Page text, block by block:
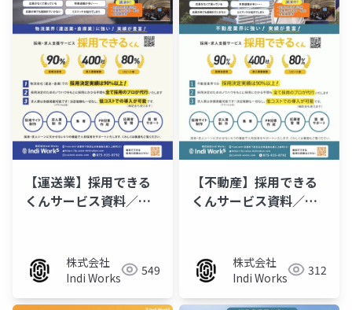
【運送業】採用できる
くんサービス資料／チ
株式会社
Indi Works
549
【不動産】採用できる
くんサービス資料／チ
株式会社
Indi Works
312